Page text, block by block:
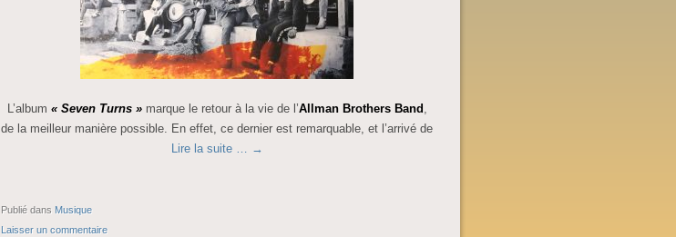
L’album « Seven Turns »marque le retour à la vie de l’Allman Brothers Band ,
de la meilleur manière possible. En effet, ce dernier est remarquable, et l’arrivé de
Lire la suite … →
Publié dans Musique
Laisser un commentaire